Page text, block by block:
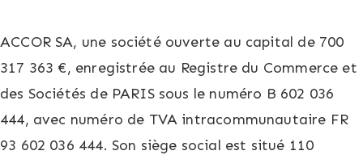
ACCOR SA, une société ouverte au capital de 700
317 363 €, enregistrée au Registre du Commerce et
des Sociétés de PARIS sous le numéro B 602 036
444, avec numéro de TVA intracommunautaire FR
93 602 036 444. Son siège social est situé 110